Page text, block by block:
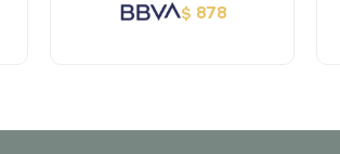
$ 878